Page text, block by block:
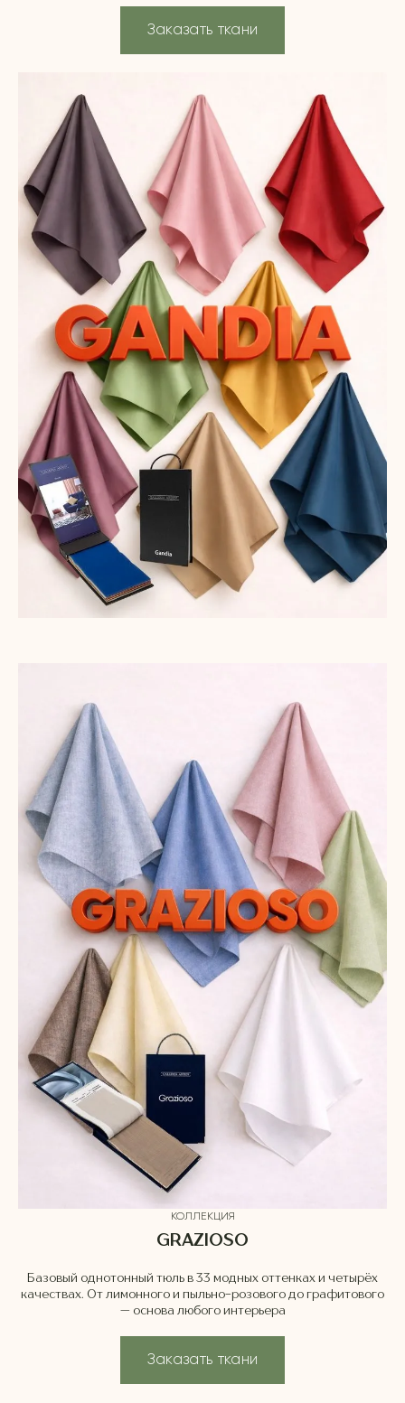
Заказать ткани
КОЛЛЕКЦИЯ
GRAZIOSO
Базовый однотонный тюль в 33 модных оттенках и четырёх
качествах. От лимонного и пыльно-розового до графитового
— основа любого интерьера
Заказать ткани